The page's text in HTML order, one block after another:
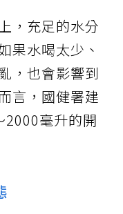
，充足的水分
果水喝太少、
，也會影響到
言，國健署建
毫升的開